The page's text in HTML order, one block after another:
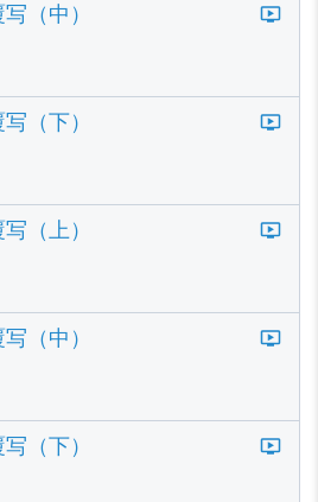
（中）
（下）
（上）
（中）
（下）